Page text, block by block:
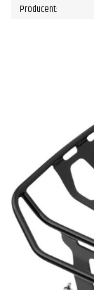
Producent: